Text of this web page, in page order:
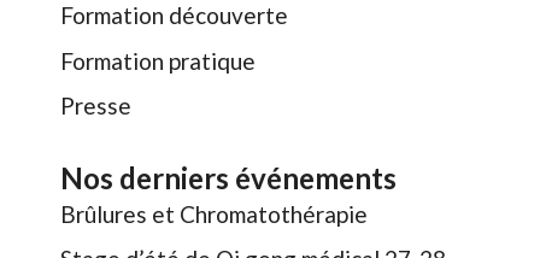
Formation découverte
Formation pratique
Presse
Nos derniers événements
Brûlures et Chromatothérapie